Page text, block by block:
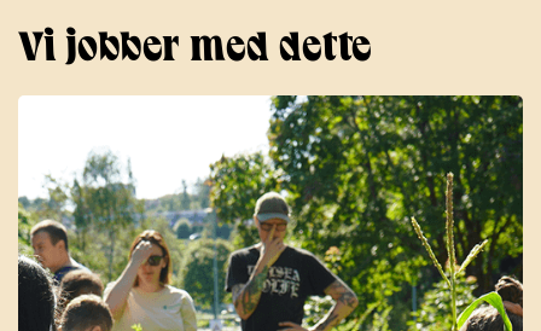
Vi jobber med dette